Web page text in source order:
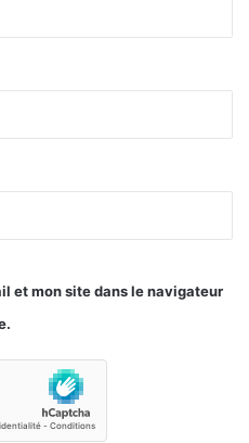
et mon site dans le navigateur